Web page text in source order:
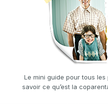
Le mini guide pour tous
savoir ce qu’est la